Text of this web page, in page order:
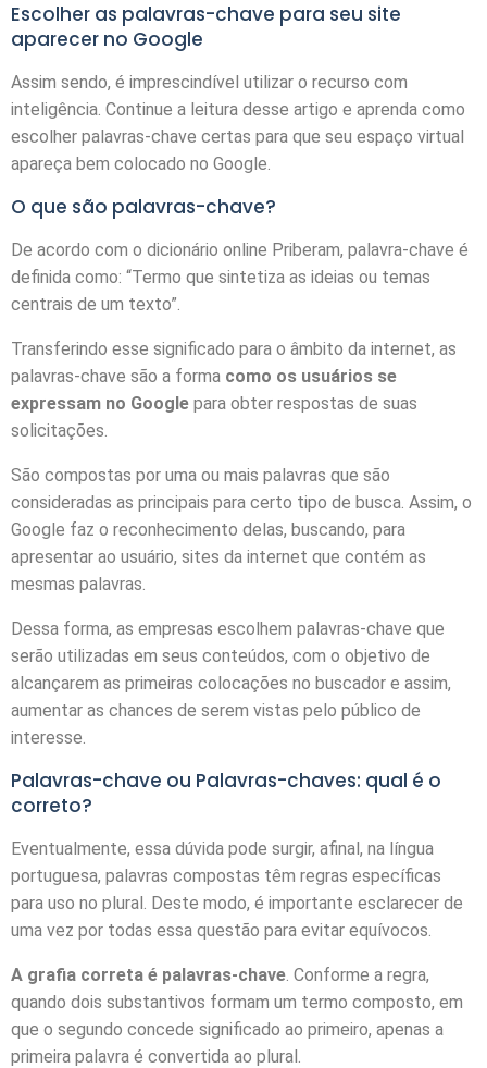
Escolher as palavras-chave para seu site
aparecer no Google
Assim sendo, é imprescindível utilizar o recurso com
inteligência. Continue a leitura desse artigo e aprenda como
escolher palavras-chave certas para que seu espaço virtual
apareça bem colocado no Google.
O que são palavras-chave?
De acordo com o dicionário online Priberam, palavra-chave é
definida como: “Termo que sintetiza as ideias ou temas
centrais de um texto”.
Transferindo esse significado para o âmbito da internet, as
palavras-chave são a forma como os usuários se
expressam no Google para obter respostas de suas
solicitações.
São compostas por uma ou mais palavras que são
consideradas as principais para certo tipo de busca. Assim, o
Google faz o reconhecimento delas, buscando, para
apresentar ao usuário, sites da internet que contém as
mesmas palavras.
Dessa forma, as empresas escolhem palavras-chave que
serão utilizadas em seus conteúdos, com o objetivo de
alcançarem as primeiras colocações no buscador e assim,
aumentar as chances de serem vistas pelo público de
interesse.
Palavras-chave ou Palavras-chaves: qual é o
correto?
Eventualmente, essa dúvida pode surgir, afinal, na língua
portuguesa, palavras compostas têm regras específicas
para uso no plural. Deste modo, é importante esclarecer de
uma vez por todas essa questão para evitar equívocos.
A grafia correta é palavras-chave. Conforme a regra,
quando dois substantivos formam um termo composto, em
que o segundo concede significado ao primeiro, apenas a
primeira palavra é convertida ao plural.